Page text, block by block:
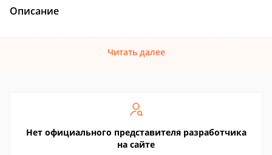
Описание
Читать далее
Нет официального представителя разработчика
на сайте